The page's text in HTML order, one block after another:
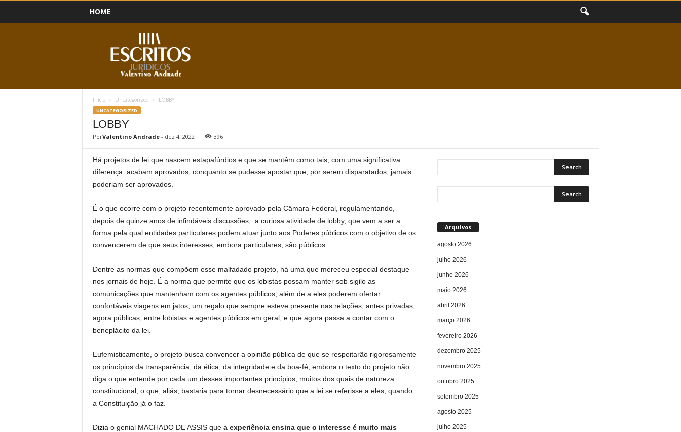
HOME
Início Uncategorized LOBBY
UNCATEGORIZED
LOBBY
PorValentino Andrade- dez 4, 2022 396
Há projetos de lei que nascem estapafúrdios e que se mantêm como tais, com uma significativa
diferença: acabam aprovados, conquanto se pudesse apostar que, por serem disparatados, jamais
poderiam ser aprovados.
É o que ocorre com o projeto recentemente aprovado pela Câmara Federal, regulamentando,
depois de quinze anos de infindáveis discussões, a curiosa atividade de lobby, que vem a ser a
forma pela qual entidades particulares podem atuar junto aos Poderes públicos com o objetivo de os
convencerem de que seus interesses, embora particulares, são públicos.
Dentre as normas que compõem esse malfadado projeto, há uma que mereceu especial destaque
nos jornais de hoje. É a norma que permite que os lobistas possam manter sob sigilo as
comunicações que mantenham com os agentes públicos, além de a eles poderem ofertar
confortáveis viagens em jatos, um regalo que sempre esteve presente nas relações, antes privadas,
agora públicas, entre lobistas e agentes públicos em geral, e que agora passa a contar com o
beneplácito da lei.
Eufemisticamente, o projeto busca convencer a opinião pública de que se respeitarão rigorosamente
os princípios da transparência, da ética, da integridade e da boa-fé, embora o texto do projeto não
diga o que entende por cada um desses importantes princípios, muitos dos quais de natureza
constitucional, o que, aliás, bastaria para tornar desnecessário que a lei se referisse a eles, quando
a Constituição já o faz.
Dizia o genial MACHADO DE ASSIS que a experiência ensina que o interesse é muito mais
Arquivos
agosto 2026
julho 2026
junho 2026
maio 2026
abril 2026
março 2026
fevereiro 2026
dezembro 2025
novembro 2025
outubro 2025
setembro 2025
agosto 2025
julho 2025